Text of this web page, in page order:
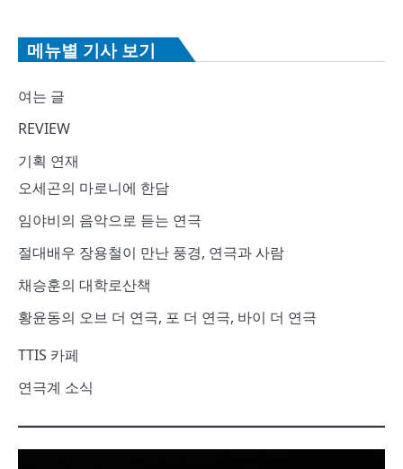
메뉴별 기사 보기
여는 글
REVIEW
기획 연재
오세곤의 마로니에 한담
임야비의 음악으로 듣는 연극
절대배우 장용철이 만난 풍경, 연극과 사람
채승훈의 대학로산책
황윤동의 오브 더 연극, 포 더 연극, 바이 더 연극
TTIS 카페
연극계 소식